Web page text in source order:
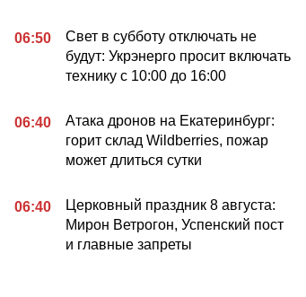
06:50
Свет в субботу отключать не
будут: Укрэнерго просит включать
технику с 10:00 до 16:00
06:40
Атака дронов на Екатеринбург:
горит склад Wildberries, пожар
может длиться сутки
06:40
Церковный праздник 8 августа:
Мирон Ветрогон, Успенский пост
и главные запреты